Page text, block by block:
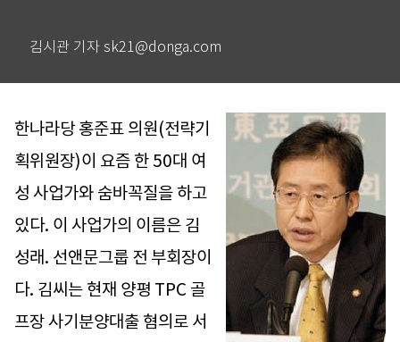
김시관 기자 sk21@donga.com
한나라당 홍준표 의원(전략기
획위원장)이 요즘 한 50대 여
성 사업가와 숨바꼭질을 하고
있다. 이 사업가의 이름은 김
성래. 선앤문그룹 전 부회장이
다. 김씨는 현재 양평 TPC 골
프장 사기분양대출 혐의로 서